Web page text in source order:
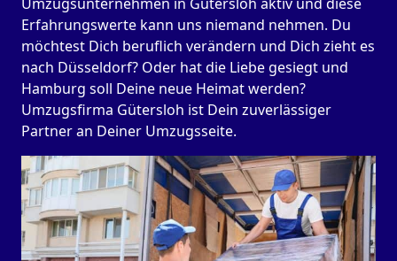
Erfahrungswerte kann uns niemand nehmen. Du
möchtest Dich beruflich verändern und Dich zieht es
nach Düsseldorf? Oder hat die Liebe gesiegt und
Hamburg soll Deine neue Heimat werden?
Umzugsfirma Gütersloh ist Dein zuverlässiger
Partner an Deiner Umzugsseite.